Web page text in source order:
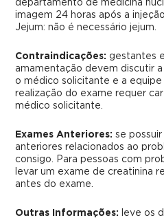
departamento de medicina
imagem 24 horas após a
Jejum: não é necessário jejum.
Contraindicações: gestantes
amamentação devem discutir
o médico solicitante e a equipe
realização do exame requer
médico solicitante.
Exames Anteriores: se
anteriores relacionados ao
consigo. Para pessoas com
levar um exame de creatinina
antes do exame.
Outras Informações:
leve os